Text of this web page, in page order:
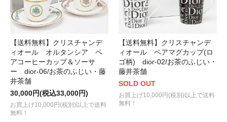
【送料無料】クリスチャンデ
ィオール オルタンシア ペ
アコーヒーカップ＆ソーサ
ー dior-06/お茶のふじい・藤
井茶舗
30,000円(税込33,000円)
お買上げ10,000円(税別)以上で送料
無料！
【送料無料】クリスチャンデ
ィオール ペアマグカップ(ロ
ゴ柄) dior-02/お茶のふじい・
藤井茶舗
SOLD OUT
お買上げ10,000円(税別)以上で送料
無料！